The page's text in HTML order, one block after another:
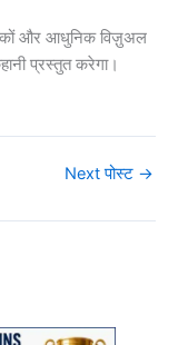
और आधुनिक विज़ुअल
प्रस्तुत करेगा।
Next पोस्ट →